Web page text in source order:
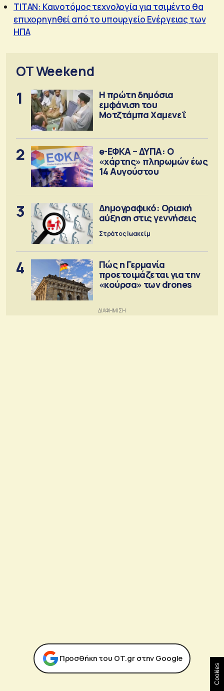
TITAN: Καινοτόμος τεχνολογία για τσιμέντο θα
επιχορηγηθεί από το υπουργείο Ενέργειας των
ΗΠΑ
OT Weekend
1
Η πρώτη δημόσια
εμφάνιση του
Μοτζτάμπα Χαμενεΐ
2
e-ΕΦΚΑ – ΔΥΠΑ: Ο
«χάρτης» πληρωμών έως
14 Αυγούστου
3
Δημογραφικό: Οριακή
αύξηση στις γεννήσεις
Στράτος Ιωακείμ
4
Πώς η Γερμανία
προετοιμάζεται για την
«κούρσα» των drones
Προσθήκη του ΟΤ.gr στην Google
Cookies